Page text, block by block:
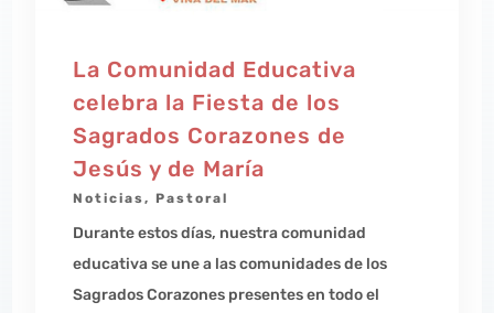
La Comunidad Educativa
celebra la Fiesta de los
Sagrados Corazones de
Jesús y de María
Noticias, Pastoral
Durante estos días, nuestra comunidad
educativa se une a las comunidades de los
Sagrados Corazones presentes en todo el